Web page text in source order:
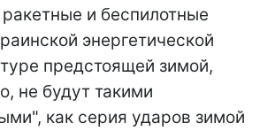
и беспилотные
энергетической
предстоящей зимой,
не будут такими
как серия ударов зимой